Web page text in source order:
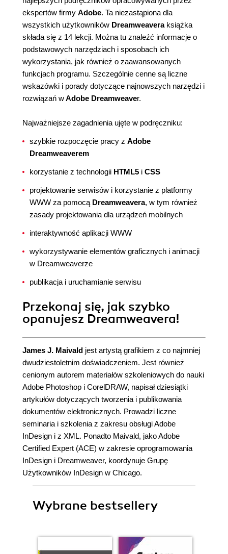
ekspertów firmy Adobe. Ta niezastąpiona dla
wszystkich użytkowników Dreamweavera książka
składa się z 14 lekcji. Można tu znaleźć informacje o
podstawowych narzędziach i sposobach ich
wykorzystania, jak również o zaawansowanych
funkcjach programu. Szczególnie cenne są liczne
wskazówki i porady dotyczące najnowszych narzędzi i
rozwiązań wAdobe Dreamweaver.
Najważniejsze zagadnienia ujęte w podręczniku:
szybkie rozpoczęcie pracy z Adobe
Dreamweaverem
korzystanie z technologii HTML5 i CSS
projektowanie serwisów i korzystanie z platformy
WWW za pomocą Dreamweavera, w tym również
zasady projektowania dla urządzeń mobilnych
interaktywność aplikacji WWW
wykorzystywanie elementów graficznych i animacji
w Dreamweaverze
publikacja i uruchamianie serwisu
Przekonaj się, jak szybko
opanujesz Dreamweavera!
James J. Maivald jest artystą grafikiem z co najmniej
dwudziestoletnim doświadczeniem. Jest również
cenionym autorem materiałów szkoleniowych do nauki
Adobe Photoshop i CorelDRAW, napisał dziesiątki
artykułów dotyczących tworzenia i publikowania
dokumentów elektronicznych. Prowadzi liczne
seminaria i szkolenia z zakresu obsługi Adobe
InDesign i z XML. Ponadto Maivald, jako Adobe
Certified Expert (ACE) w zakresie oprogramowania
InDesign i Dreamweaver, koordynuje Grupę
Użytkowników InDesign w Chicago.
Wybrane bestsellery